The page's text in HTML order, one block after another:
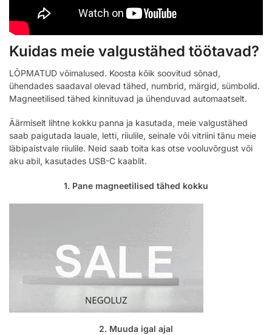
Kuidas meie valgustähed töötavad?
LÕPMATUD võimalused. Koosta kõik soovitud sõnad,
ühendades saadaval olevad tähed, numbrid, märgid, sümbolid.
Magneetilised tähed kinnituvad ja ühenduvad automaatselt.
Äärmiselt lihtne kokku panna ja kasutada, meie valgustähed
saab paigutada lauale, letti, riiulile, seinale või vitriini tänu meie
läbipaistvale riiulile. Neid saab toita kas otse vooluvõrgust või
aku abil, kasutades USB-C kaablit.
1. Pane magneetilised tähed kokku
2. Muuda igal ajal